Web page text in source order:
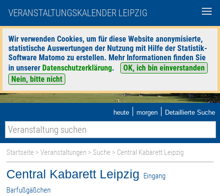
VERANSTALTUNGSKALENDER LEIPZIG
Wir verwenden Cookies, um für diese Website anonymisierte,
statistische Auswertungen der Nutzung mit Hilfe der Statistik-
Software Matomo zu erstellen. Mehr Informationen finden Sie
in unserer Datenschutzerklärung.
OK, ich bin einverstanden
Nein, bitte nicht
heute | morgen | Detaillierte Suche
Startseite >Veranstaltungen > Suche > Central Kabarett Leipzig
Central Kabarett Leipzig Eingang
Barfußgäßchen